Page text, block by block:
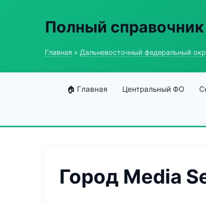
Полный
Главная » Дальневосточный федеральный
🏠 Главная Центральный ФО
Город Media